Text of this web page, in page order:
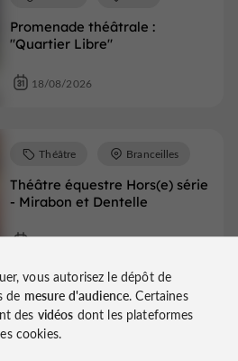
Promenade théâtrale :
"Quartier Libre"
18/08/2026
Théâtre équestre Hors(e) série
- Mirabon et Dentelle
Théâtre Branceilles
20/08/2026
Théâtre équestre Hors(e) série
Théâtre Branceilles
vous autorisez le dépôt de
de mesure d'audience. Certaines
des vidéos dont les plateformes
cookies.